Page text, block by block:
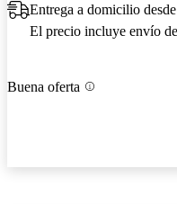
Entrega a domicilio
El precio incluye envío
Buena oferta